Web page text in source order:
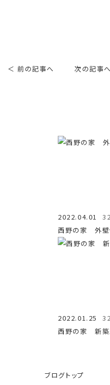
＜ 前の記事へ 次の記事
2022.04.01
西野の家 外壁
2022.01.25
西野の家 新
ブログトップ